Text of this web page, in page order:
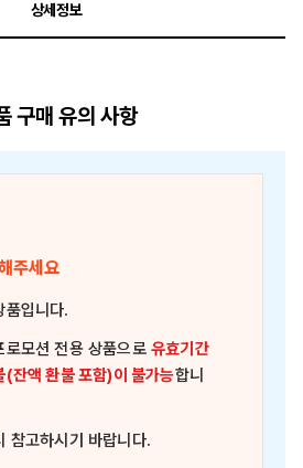
상세정보
구매 유의 사항
주세요
품입니다.
로모션 전용 상품으로유효기간
(잔액 환불 포함)이 불가능합니
참고하시기 바랍니다.